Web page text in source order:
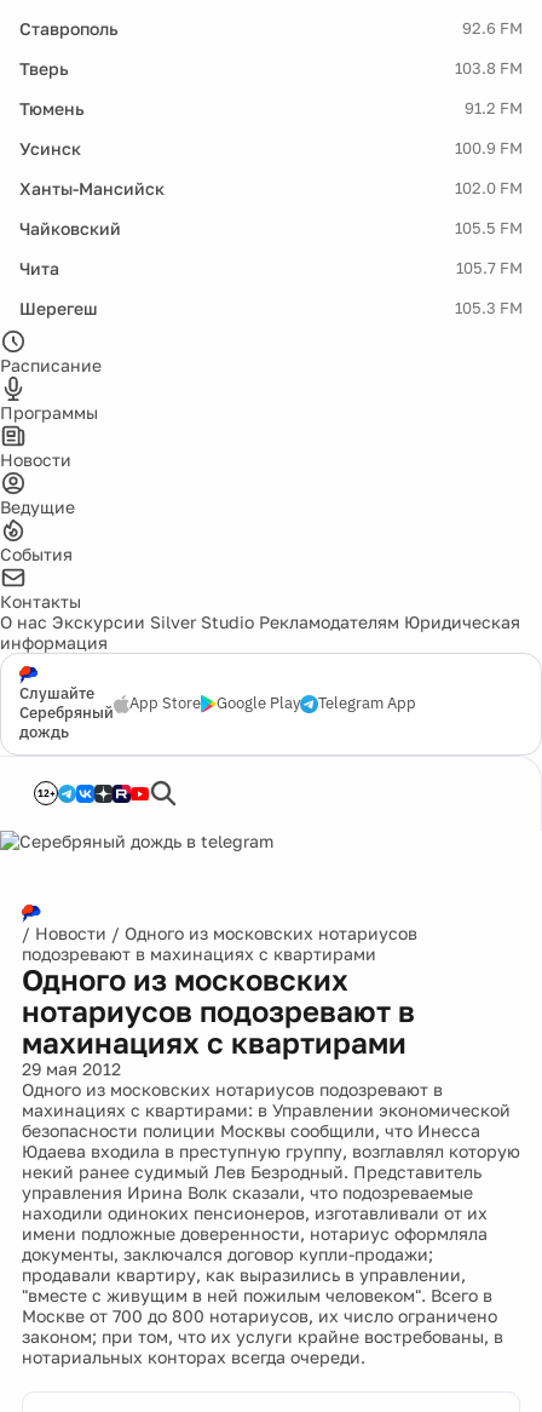
Ставрополь 92.6 FM
Тверь 103.8 FM
Тюмень 91.2 FM
Усинск 100.9 FM
Ханты-Мансийск 102.0 FM
Чайковский 105.5 FM
Чита 105.7 FM
Шерегеш 105.3 FM
Расписание
Программы
Новости
Ведущие
События
Контакты
О нас Экскурсии Silver Studio Рекламодателям Юридическая
информация
Слушайте
Серебряный
дождь
App Store Google Play Telegram App
12+
/ Новости / Одного из московских нотариусов
подозревают в махинациях с квартирами
Одного из московских
нотариусов подозревают в
махинациях с квартирами
29 мая 2012
Одного из московских нотариусов подозревают в
махинациях с квартирами: в Управлении экономической
безопасности полиции Москвы сообщили, что Инесса
Юдаева входила в преступную группу, возглавлял которую
некий ранее судимый Лев Безродный. Представитель
управления Ирина Волк сказали, что подозреваемые
находили одиноких пенсионеров, изготавливали от их
имени подложные доверенности, нотариус оформляла
документы, заключался договор купли-продажи;
продавали квартиру, как выразились в управлении,
"вместе с живущим в ней пожилым человеком". Всего в
Москве от 700 до 800 нотариусов, их число ограничено
законом; при том, что их услуги крайне востребованы, в
нотариальных конторах всегда очереди.